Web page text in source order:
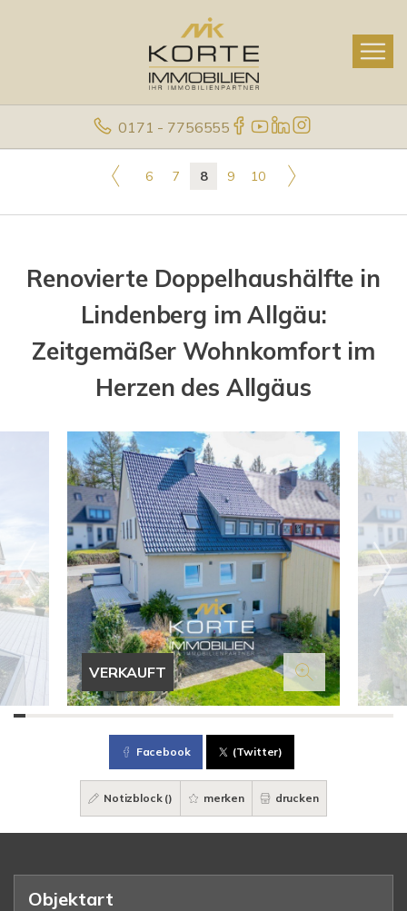
0171 - 7756555
6 7 8 9 10
Renovierte Doppelhaushälfte in
Lindenberg im Allgäu:
Zeitgemäßer Wohnkomfort im
Herzen des Allgäus
VERKAUFT
Facebook (Twitter)
Notizblock () merken drucken
Objektart